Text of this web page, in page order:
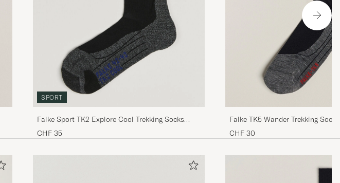
SPORT
Falke Sport TK2 Explore Cool Trekking Socks
Black Mix
CHF 35
Falke TK5 Wander Trekking
CHF 30